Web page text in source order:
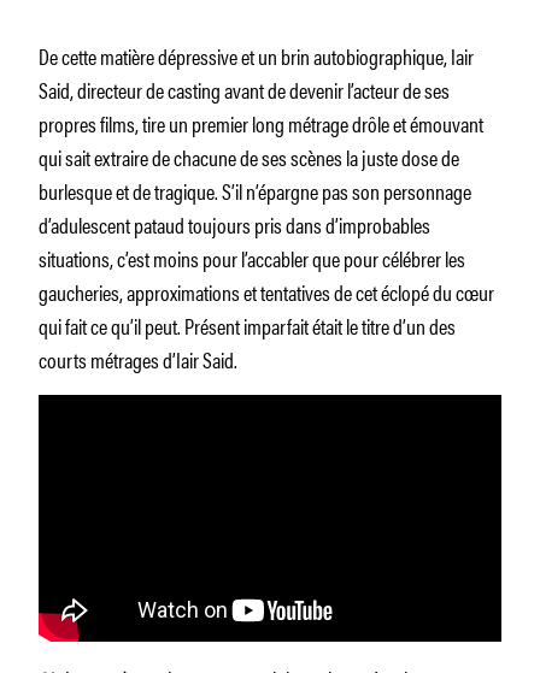
De cette matière dépressive et un brin autobiographique, Iair
Said, directeur de casting avant de devenir l’acteur de ses
propres films, tire un premier long métrage drôle et émouvant
qui sait extraire de chacune de ses scènes la juste dose de
burlesque et de tragique. S’il n’épargne pas son personnage
d’adulescent pataud toujours pris dans d’improbables
situations, c’est moins pour l’accabler que pour célébrer les
gaucheries, approximations et tentatives de cet éclopé du cœur
qui fait ce qu’il peut. Présent imparfait était le titre d’un des
courts métrages d’Iair Said.